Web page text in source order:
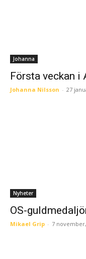
Johanna
Första veckan i
Johanna Nilsson - 27
Nyheter
OS-
Mikael Grip - 7